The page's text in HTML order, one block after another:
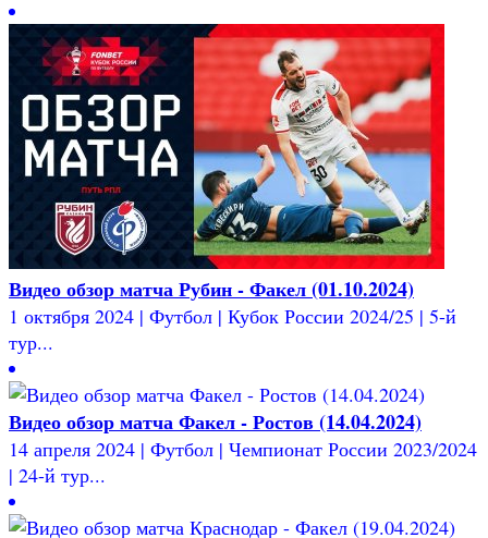
Видео обзор матча Рубин - Факел (01.10.2024)
1 октября 2024 | Футбол | Кубок России 2024/25 | 5-й
тур...
Видео обзор матча Факел - Ростов (14.04.2024)
14 апреля 2024 | Футбол | Чемпионат России 2023/2024
| 24-й тур...